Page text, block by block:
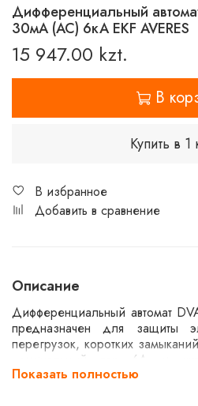
Дифференциальный
30мА (AC) 6кА EKF AVERES
15 947.00 kzt.
В
Купить в 1
В избранное
Добавить в сравнение
Описание
Дифференциальный автомат
предназначен для защиты
перегрузок, коротких
номинальный ток 6А и
характеристикой отключения
Показать полностью